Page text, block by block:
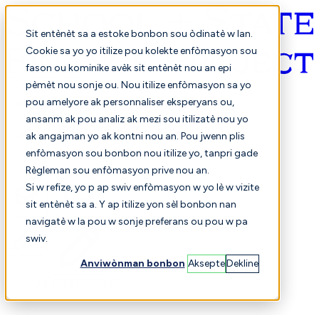
Sit entènèt sa a estoke bonbon sou òdinatè w lan.
Cookie sa yo yo itilize pou kolekte enfòmasyon sou
fason ou kominike avèk sit entènèt nou an epi
pèmèt nou sonje ou. Nou itilize enfòmasyon sa yo
pou amelyore ak personnaliser eksperyans ou,
ansanm ak pou analiz ak mezi sou itilizatè nou yo
ak angajman yo ak kontni nou an. Pou jwenn plis
enfòmasyon sou bonbon nou itilize yo, tanpri gade
Règleman sou enfòmasyon prive nou an.
Si w refize, yo p ap swiv enfòmasyon w yo lè w vizite
sit entènèt sa a. Y ap itilize yon sèl bonbon nan
navigatè w la pou w sonje preferans ou pou w pa
swiv.
Anviwònman bonbon AksepteDekline
Kreyòl ayisyen
Konparezon